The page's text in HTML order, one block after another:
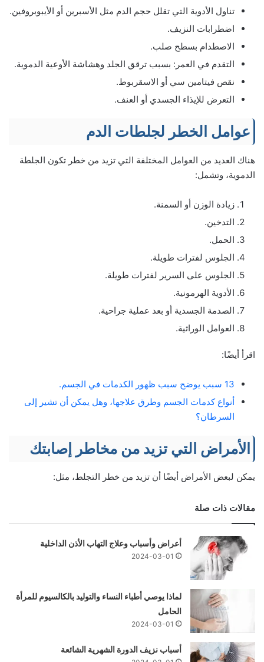
تناول الأدوية التي تقلل حجم الدم مثل الأسبرين أو الأيبوبروفين.
اضطرابات النزيف.
الاصطدام بسطح صلب.
التقدم في العمر: بسبب ترقق الجلد وهشاشة الأوعية الدموية.
نقص فيتامين سي أو الاسقربوط.
التعرض للإيذاء الجسدي أو العنف.
عوامل الخطر لجلطات الدم
هناك العديد من العوامل المختلفة التي تزيد من خطر تكون الجلطة
الدموية، وتشمل:
زيادة الوزن أو السمنة.
التدخين.
الحمل.
الجلوس لفترات طويلة.
الجلوس على السرير لفترات طويلة.
الأدوية الهرمونية.
الصدمة الجسدية أو بعد عملية جراحية.
العوامل الوراثية.
اقرأ أيضًا:
13 سبب يوضح سبب ظهور الكدمات في الجسم.
أنواع كدمات الجسم وطرق علاجها، وهل يمكن أن تشير إلى
السرطان؟
الأمراض التي تزيد من مخاطر إصابتك
يمكن لبعض الأمراض أيضًا أن تزيد من خطر التجلط، مثل:
مقالات ذات صلة
أعراض وأسباب وعلاج التهاب الأذن الداخلية
2024-03-01
لماذا يوصي أطباء النساء والتوليد بالكالسيوم للمرأة
الحامل
2024-03-01
أسباب نزيف الدورة الشهرية الشائعة